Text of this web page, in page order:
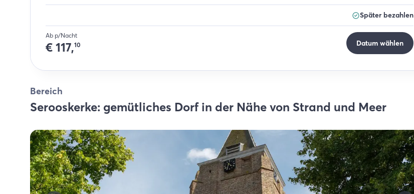
Später bezahlen
Ab p/Nacht
€ 117,10 Datum wählen
Bereich
Serooskerke: gemütliches Dorf in der Nähe von Strand und Meer